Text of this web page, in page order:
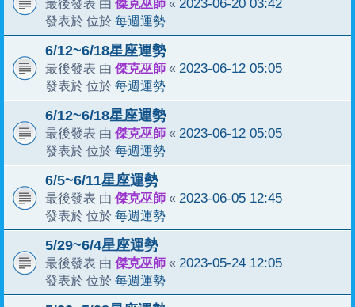
最後發表 由 « 2023-06-20 03:42
發表於 位於 每週運勢
6/12~6/18星座運勢
最後發表 由 傑克巫師 « 2023-06-12 05:05
發表於 位於 每週運勢
6/12~6/18星座運勢
最後發表 由 傑克巫師 « 2023-06-12 05:05
發表於 位於 每週運勢
6/5~6/11星座運勢
最後發表 由 傑克巫師 « 2023-06-05 12:45
發表於 位於 每週運勢
5/29~6/4星座運勢
最後發表 由 傑克巫師 « 2023-05-24 12:05
發表於 位於 每週運勢